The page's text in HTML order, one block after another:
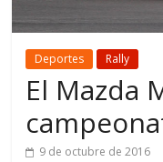
Deportes Rally
El Mazda
9 de octubre de 2016